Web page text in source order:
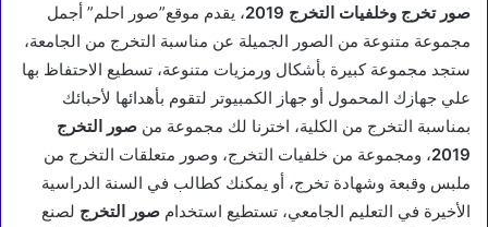
صور تخرج وخلفيات التخرج 2019
، يقدم موقع”صور احلم” أجمل
مجموعة متنوعة من الصور الجميلة عن مناسبة التخرج من الجامعة،
ستجد مجموعة كبيرة بأشكال ورمزيات متنوعة، تسطيع الاحتفاظ بها
علي جهازك المحمول أو جهاز الكمبيوتر لتقوم بأهدائها لأحبائك
بمناسبة التخرج من الكلية، اخترنا لك مجموعة من صور التخرج
2019، ومجموعة من خلفيات التخرج، وصور متعلقات التخرج من
ملبس وقبعة وشهادة تخرج، أو يمكنك كطالب في السنة الدراسية
الأخيرة في التعليم الجامعي، تستطيع استخدام صور التخرج لصنع